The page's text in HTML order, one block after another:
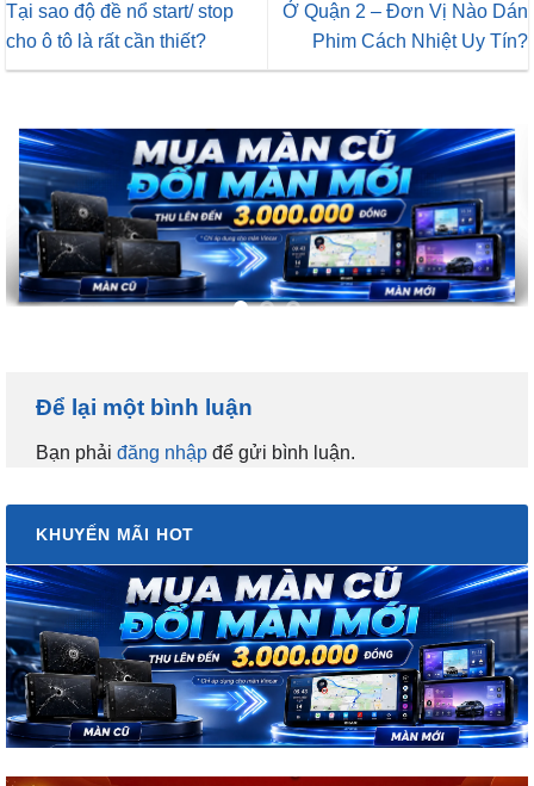
Tại sao độ đề nổ start/ stop
cho ô tô là rất cần thiết?
Ở Quận 2 – Đơn Vị Nào Dán
Phim Cách Nhiệt Uy Tín?
Để lại một bình luận
Bạn phải đăng nhập để gửi bình luận.
KHUYẾN MÃI HOT